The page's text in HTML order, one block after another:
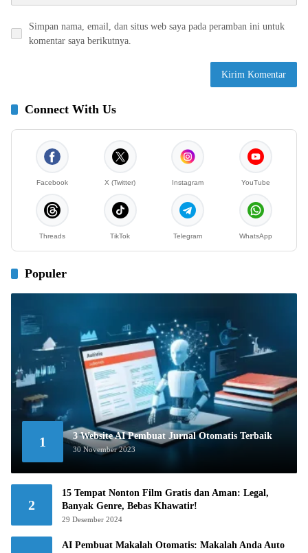
Simpan nama, email, dan situs web saya pada peramban ini untuk
komentar saya berikutnya.
Connect With Us
Facebook X (Twitter) Instagram YouTube
Threads TikTok Telegram WhatsApp
Populer
1 3 Website AI Pembuat Jurnal Otomatis Terbaik
30 November 2023
2
15 Tempat Nonton Film Gratis dan Aman: Legal,
Banyak Genre, Bebas Khawatir!
29 Desember 2024
AI Pembuat Makalah Otomatis: Makalah Anda Auto